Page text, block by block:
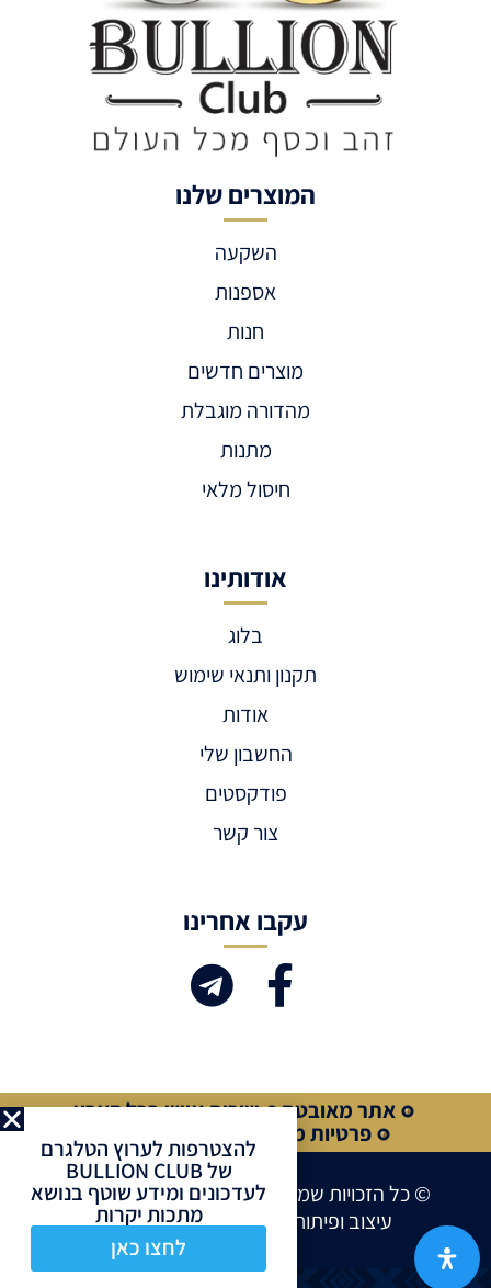
המוצרים שלנו
השקעה
אספנות
חנות
מוצרים חדשים
מהדורה מוגבלת
מתנות
חיסול מלאי
אודותינו
בלוג
תקנון ותנאי שימוש
אודות
החשבון שלי
פודקסטים
צור קשר
עקבו אחרינו
אתר מאובטח
שירות אישי בכל הארץ
פרטיות מלאה
קנייה מאובטחת
עיצוב ופיתוח אתרים ע”יSite Market
© כל הזכויות שמורות לחברת BULLION CLUB
להצטרפות לערוץ הטלגרם
של BULLION CLUB
לעדכונים ומידע שוטף בנושא
מתכות יקרות
לחצו כאן